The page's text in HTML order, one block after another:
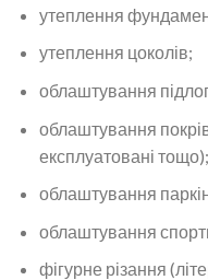
утеплення
утеплення цоколів;
облаштування підлог
облаштування
експлуатовані тощо);
облаштування
облаштування
фігурне різання